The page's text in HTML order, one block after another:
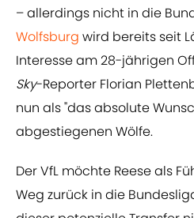
– allerdings nicht in die
Wolfsburg wird bereits seit
Interesse am 28-jährigen
Sky-Reporter Florian
nun als "das absolute
abgestiegenen Wölfe.
Der VfL möchte Reese als
Weg zurück in die